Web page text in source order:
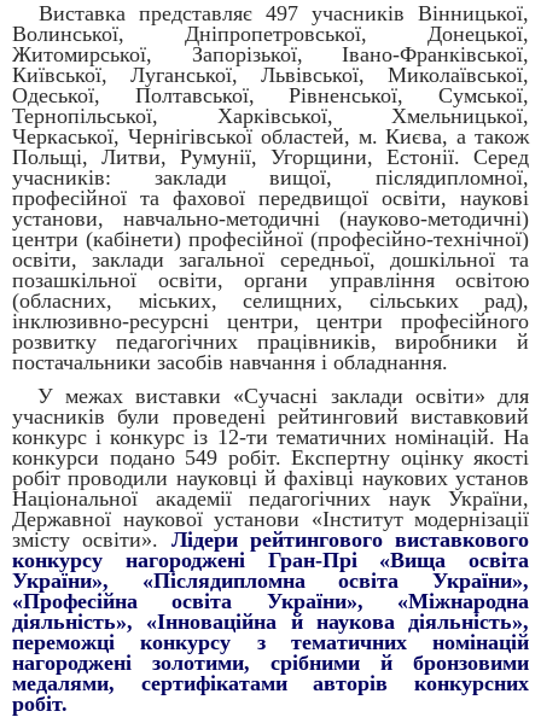
Виставка представляє 497 учасників Вінницької,
Волинської, Дніпропетровської, Донецької,
Житомирської, Запорізької, Івано-Франківської,
Київської, Луганської, Львівської, Миколаївської,
Одеської, Полтавської, Рівненської, Сумської,
Тернопільської, Харківської, Хмельницької,
Черкаської, Чернігівської областей, м. Києва, а також
Польщі, Литви, Румунії, Угорщини, Естонії. Серед
учасників: заклади вищої, післядипломної,
професійної та фахової передвищої освіти, наукові
установи, навчально-методичні (науково-методичні)
центри (кабінети) професійної (професійно-технічної)
освіти, заклади загальної середньої, дошкільної та
позашкільної освіти, органи управління освітою
(обласних, міських, селищних, сільських рад),
інклюзивно-ресурсні центри, центри професійного
розвитку педагогічних працівників, виробники й
постачальники засобів навчання і обладнання.
У межах виставки «Сучасні заклади освіти» для
учасників були проведені рейтинговий виставковий
конкурс і конкурс із 12-ти тематичних номінацій. На
конкурси подано 549 робіт. Експертну оцінку якості
робіт проводили науковці й фахівці наукових установ
Національної академії педагогічних наук України,
Державної наукової установи «Інститут модернізації
змісту освіти». Лідери рейтингового виставкового
конкурсу нагороджені Гран-Прі «Вища освіта
України», «Післядипломна освіта України»,
«Професійна освіта України», «Міжнародна
діяльність», «Інноваційна й наукова діяльність»,
переможці конкурсу з тематичних номінацій
нагороджені золотими, срібними й бронзовими
медалями, сертифікатами авторів конкурсних
робіт.